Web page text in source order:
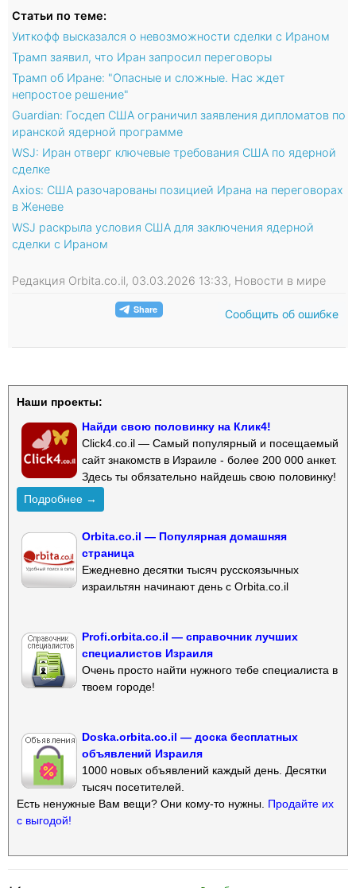
Статьи по теме:
Уиткофф высказался о невозможности сделки с Ираном
Трамп заявил, что Иран запросил переговоры
Трамп об Иране: "Опасные и сложные. Нас ждет
непростое решение"
Guardian: Госдеп США ограничил заявления дипломатов по
иранской ядерной программе
WSJ: Иран отверг ключевые требования США по ядерной
сделке
Axios: США разочарованы позицией Ирана на переговорах
в Женеве
WSJ раскрыла условия США для заключения ядерной
сделки с Ираном
Редакция Orbita.co.il, 03.03.2026 13:33, Новости в мире
Сообщить об ошибке
Наши проекты:
Найди свою половинку на Клик4!
Click4.co.il — Самый популярный и посещаемый
сайт знакомств в Израиле - более 200 000 анкет.
Здесь ты обязательно найдешь свою половинку!
Подробнее →
Orbita.co.il — Популярная домашняя
страница
Ежедневно десятки тысяч русскоязычных
израильтян начинают день с Orbita.co.il
Profi.orbita.co.il — справочник лучших
специалистов Израиля
Очень просто найти нужного тебе специалиста в
твоем городе!
Doska.orbita.co.il — доска бесплатных
объявлений Израиля
1000 новых объявлений каждый день. Десятки
тысяч посетителей.
Есть ненужные Вам вещи? Они кому-то нужны. Продайте их
с выгодой!